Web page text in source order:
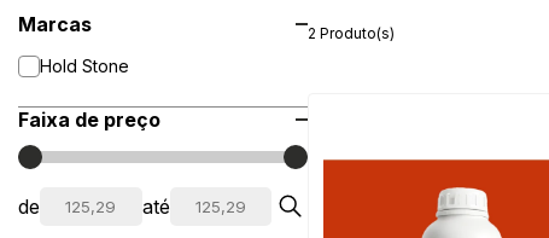
Marcas
Hold Stone
Faixa de preço
de até
2 Produto(s)